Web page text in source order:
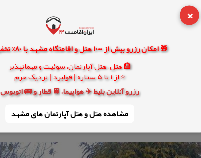
×
🎁 امکان رزرو بیش از 1000 هتل و اقامتگاه مشهد با 80% تخفیف واقعی
🏨 هتل، هتل آپارتمان، سوئیت و مهمانپذیر
⭐ از 1 تا 5 ستاره | فولبرد | نزدیک حرم
رزرو آنلاین بلیط ✈️ هواپیما، 🚆 قطار و 🚌 اتوبوس
مشاهده هتل و هتل‌ آپارتمان های مشهد